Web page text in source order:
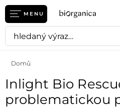
MENU
Domů
Inlight Bio
problematickou